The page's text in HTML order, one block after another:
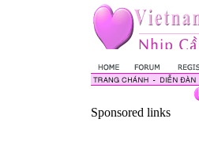
Sponsored links